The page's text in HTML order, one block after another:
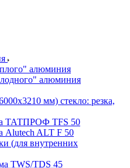
алюминия
алюминия
мм) стекло: резка,
ТАТПРОФ TFS 50
Alutech ALT F 50
(для внутренних
TWS/TDS 45